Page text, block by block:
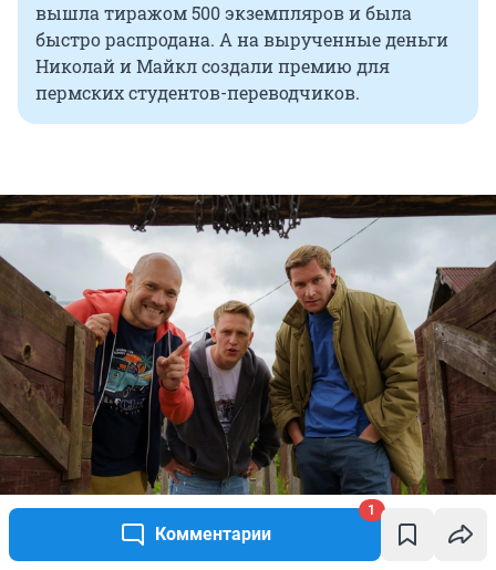
Комментарии
1
вышла тиражом 500 экземпляров и была
быстро распродана. А на вырученные деньги
Николай и Майкл создали премию для
пермских студентов-переводчиков.
телеканал ТНТ